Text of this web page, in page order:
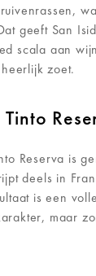
geeft San
scala aan
zoet.
Tinto
Reserva is
deels in
is een
maar